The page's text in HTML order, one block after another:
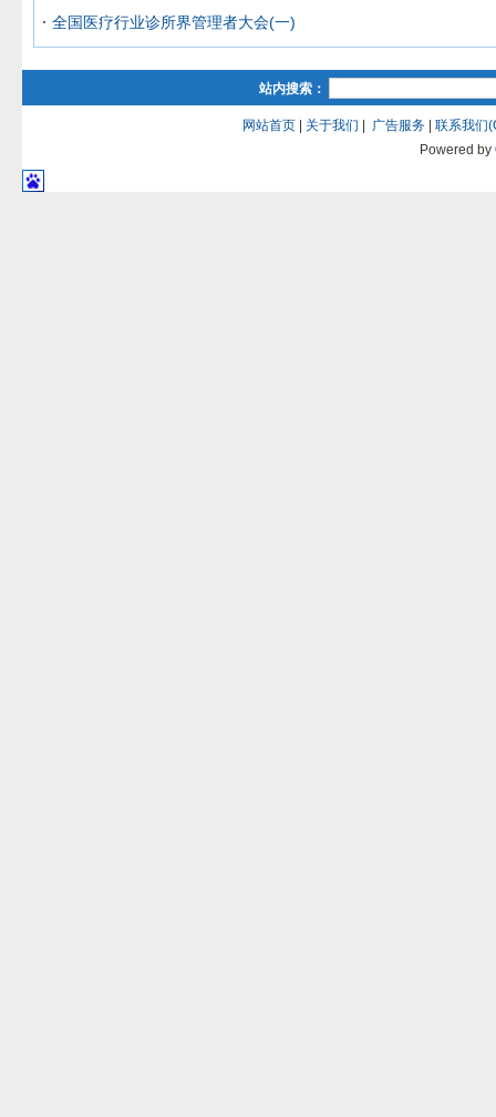
全国医疗行业诊所界管理者大会(一)
站内搜索：
网站首页| 关于我们 广告服务| 联系我们
Powered by